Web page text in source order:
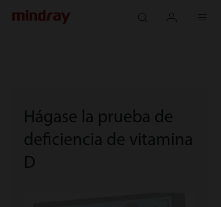
Hágase la prueba de
deficiencia de vitamina
D